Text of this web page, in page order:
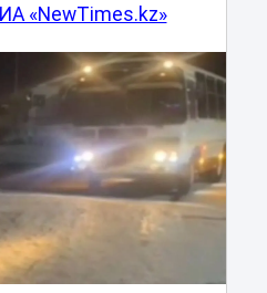
ИА «NewTimes.kz»